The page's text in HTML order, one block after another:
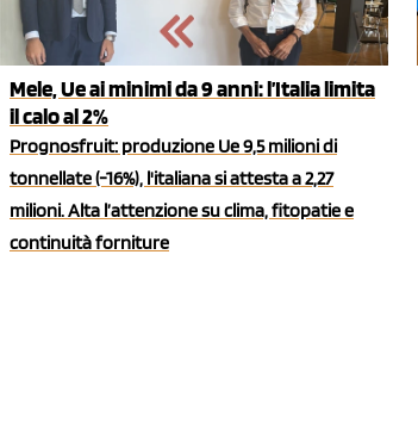
Mele, Ue ai minimi da 9 anni: l’Italia limita
il calo al 2%
Prognosfruit: produzione Ue 9,5 milioni di
tonnellate (-16%), l'italiana si attesta a 2,27
milioni. Alta l’attenzione su clima, fitopatie e
continuità forniture